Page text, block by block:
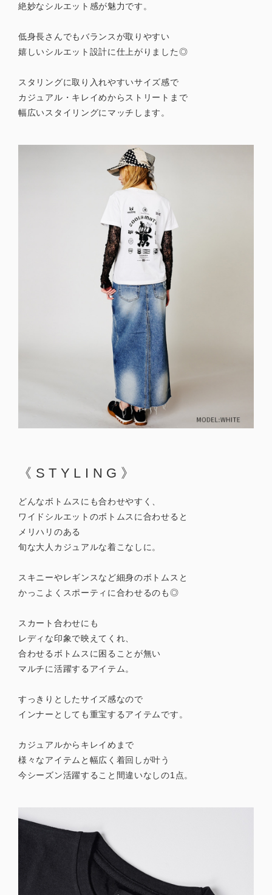
絶妙なシルエット感が魅力です。
低身長さんでもバランスが取りやすい
嬉しいシルエット設計に仕上がりました◎
スタリングに取り入れやすいサイズ感で
カジュアル・キレイめからストリートまで
幅広いスタイリングにマッチします。
《STYLING》
どんなボトムスにも合わせやすく、
ワイドシルエットのボトムスに合わせると
メリハリのある
旬な大人カジュアルな着こなしに。
スキニーやレギンスなど細身のボトムスと
かっこよくスポーティに合わせるのも◎
スカート合わせにも
レディな印象で映えてくれ、
合わせるボトムスに困ることが無い
マルチに活躍するアイテム。
すっきりとしたサイズ感なので
インナーとしても重宝するアイテムです。
カジュアルからキレイめまで
様々なアイテムと幅広く着回しが叶う
今シーズン活躍すること間違いなしの1点。